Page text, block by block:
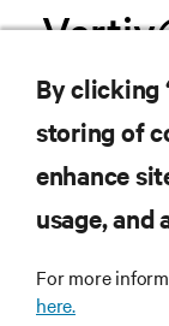
.新製品
報をメー
By clicking
storing of
enhance
usage,
For more
here.